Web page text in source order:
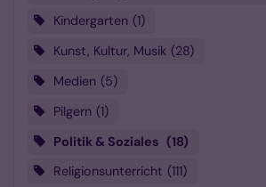
Kindergarten 1
Kunst, Kultur, Musik 28
Medien 5
Pilgern 1
Politik & Soziales
18
Religionsunterricht
111